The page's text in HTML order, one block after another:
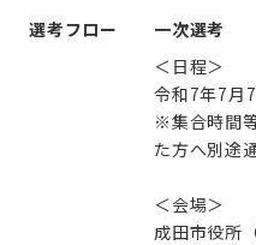
選考フロー
一次選考
＜日程＞
令和7年7月7
※集合時間
た方へ別途
＜会場＞
成田市役所